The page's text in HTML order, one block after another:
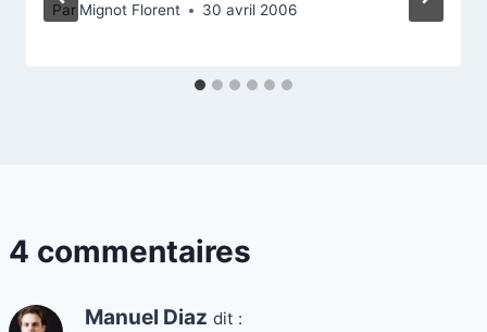
Par Mignot Florent 30 avril 2006
4 commentaires
Manuel Diaz dit :